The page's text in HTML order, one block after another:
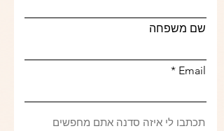
שם משפחה
Email